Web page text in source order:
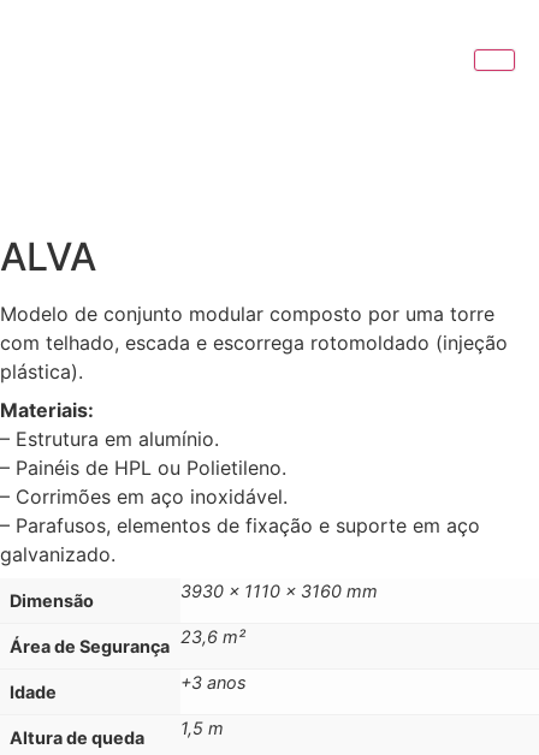
ALVA
Modelo de conjunto modular composto por uma torre
com telhado, escada e escorrega rotomoldado (injeção
plástica).
Materiais:
– Estrutura em alumínio.
– Painéis de HPL ou Polietileno.
– Corrimões em aço inoxidável.
– Parafusos, elementos de fixação e suporte em aço
galvanizado.
Dimensão 3930 x 1110 x 3160 mm
Área de Segurança 23,6 m²
Idade +3 anos
Altura de queda 1,5 m